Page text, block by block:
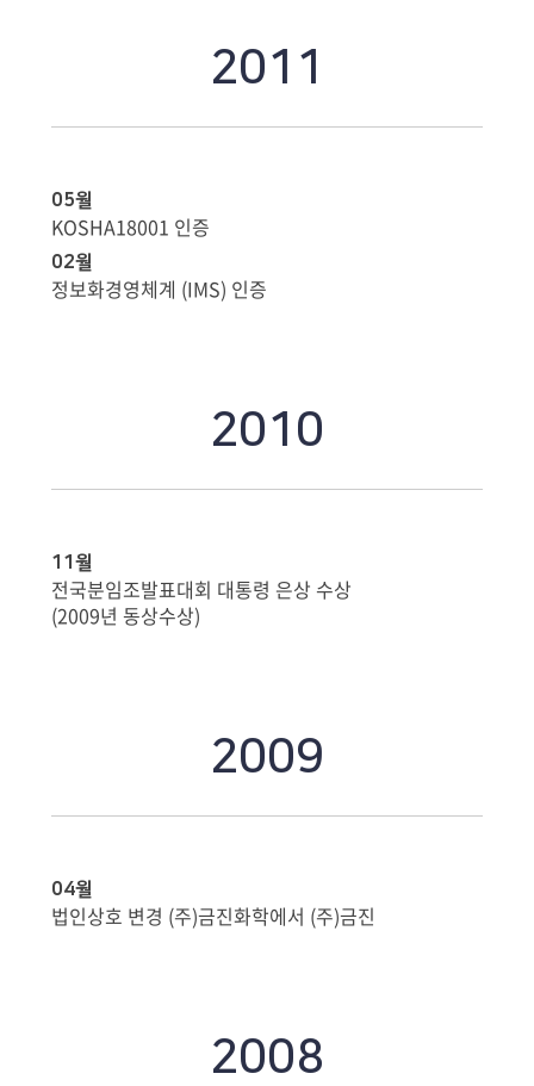
2011
05월
KOSHA18001 인증
02월
정보화경영체계 (IMS) 인증
2010
11월
전국분임조발표대회 대통령 은상 수상
(2009년 동상수상)
2009
04월
법인상호 변경 (주)금진화학에서 (주)금진
2008